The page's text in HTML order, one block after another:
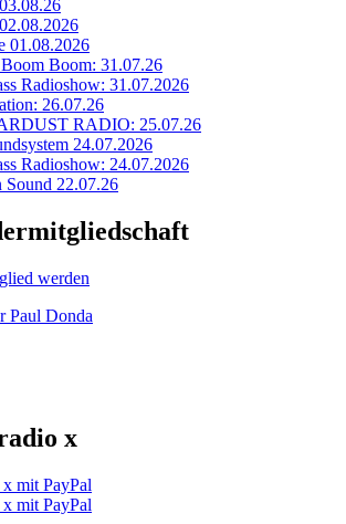
01.08.2026
Boom: 31.07.26
Radioshow: 31.07.2026
26.07.26
RADIO: 25.07.26
24.07.2026
Radioshow: 24.07.2026
Sound 22.07.26
x